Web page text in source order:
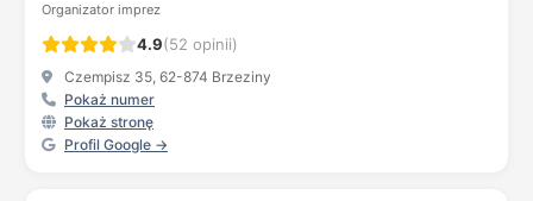
Organizator imprez
4.9(52 opinii)
Czempisz 35, 62-874 Brzeziny
Pokaż numer
Pokaż stronę
Profil Google →